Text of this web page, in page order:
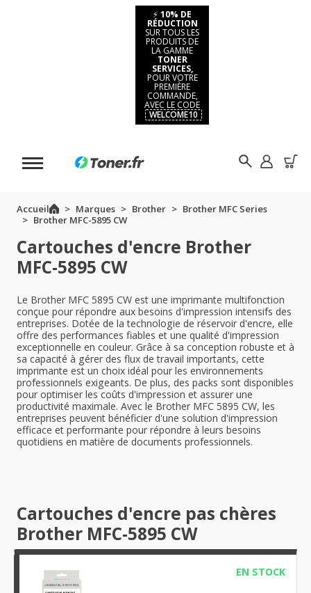
⚡ 10% DE
RÉDUCTION
SUR TOUS LES
PRODUITS DE
LA GAMME
TONER
SERVICES,
POUR VOTRE
PREMIÈRE
COMMANDE,
AVEC LE CODE
WELCOME10
Accueil Marques Brother
Brother MFC Series
Brother MFC-5895 CW
Cartouches d'encre Brother
MFC-5895 CW
Le Brother MFC 5895 CW est une imprimante multifonction
conçue pour répondre aux besoins d'impression intensifs des
entreprises. Dotée de la technologie de réservoir d'encre, elle
offre des performances fiables et une qualité d'impression
exceptionnelle en couleur. Grâce à sa conception robuste et à
sa capacité à gérer des flux de travail importants, cette
imprimante est un choix idéal pour les environnements
professionnels exigeants. De plus, des packs sont disponibles
pour optimiser les coûts d'impression et assurer une
productivité maximale. Avec le Brother MFC 5895 CW, les
entreprises peuvent bénéficier d'une solution d'impression
efficace et performante pour répondre à leurs besoins
quotidiens en matière de documents professionnels.
Cartouches d'encre pas chères
Brother MFC-5895 CW
EN STOCK